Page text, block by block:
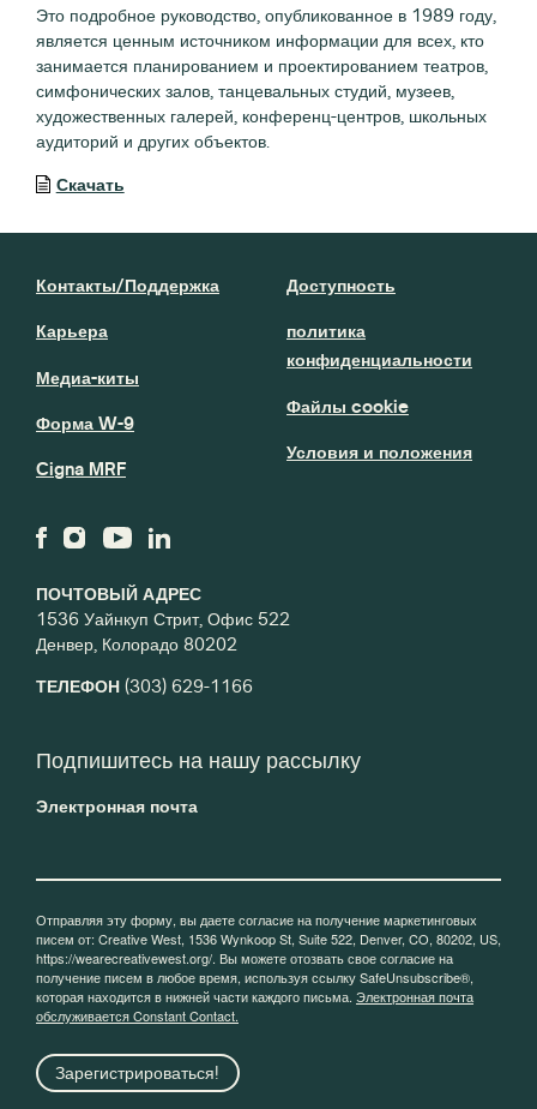
Это подробное руководство, опубликованное в 1989 году,
является ценным источником информации для всех, кто
занимается планированием и проектированием театров,
симфонических залов, танцевальных студий, музеев,
художественных галерей, конференц-центров, школьных
аудиторий и других объектов.
Скачать
ПОЧТОВЫЙ АДРЕС
1536 Уайнкуп Стрит, Офис 522
Денвер, Колорадо 80202
ТЕЛЕФОН (303) 629-1166
Контакты/Поддержка
Карьера
Медиа-киты
Форма W-9
Cigna MRF
Доступность
политика
конфиденциальности
Файлы cookie
Условия и положения
Подпишитесь на нашу рассылку
Электронная почта
Отправляя эту форму, вы даете согласие на получение маркетинговых
писем от: Creative West, 1536 Wynkoop St, Suite 522, Denver, CO, 80202, US,
https://wearecreativewest.org/. Вы можете отозвать свое согласие на
получение писем в любое время, используя ссылку SafeUnsubscribe®,
которая находится в нижней части каждого письма. Электронная почта
обслуживается Constant Contact.
Зарегистрироваться!